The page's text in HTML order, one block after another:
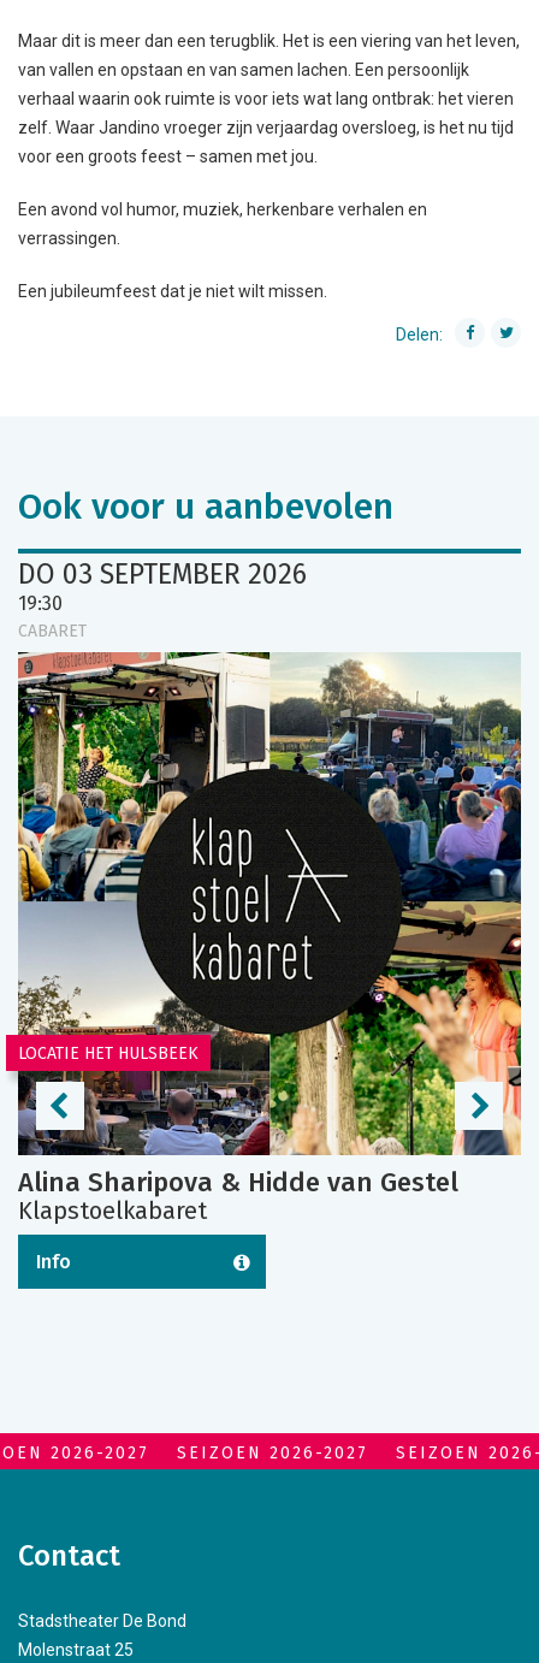
Maar dit is meer dan een terugblik. Het is een viering van het leven,
van vallen en opstaan en van samen lachen. Een persoonlijk
verhaal waarin ook ruimte is voor iets wat lang ontbrak: het vieren
zelf. Waar Jandino vroeger zijn verjaardag oversloeg, is het nu tijd
voor een groots feest – samen met jou.
Een avond vol humor, muziek, herkenbare verhalen en
verrassingen.
Een jubileumfeest dat je niet wilt missen.
Delen:
Ook voor u aanbevolen
DO 03 SEPTEMBER 2026
19:30
CABARET
LOCATIE HET HULSBEEK
Alina Sharipova & Hidde van Gestel
Klapstoelkabaret
Info
2026-2027 SEIZOEN 2026-2027 SEIZOEN
Contact
Stadstheater De Bond
Molenstraat 25